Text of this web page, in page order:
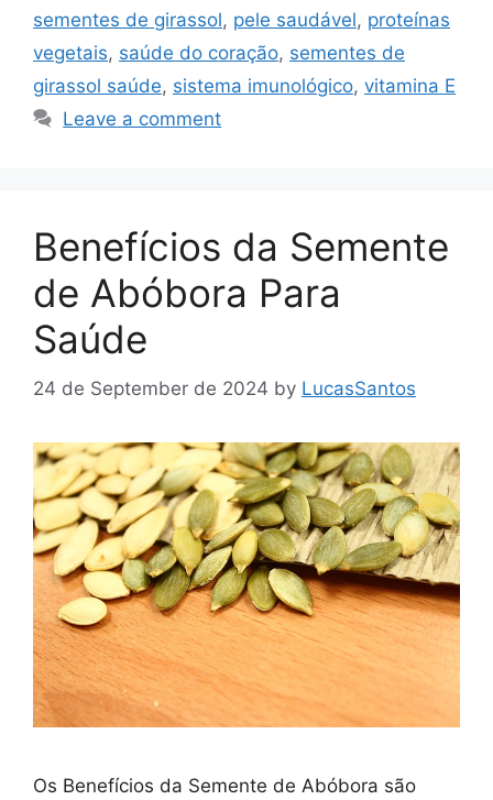
sementes de girassol, pele saudável, proteínas
vegetais, saúde do coração, sementes de
girassol saúde, sistema imunológico, vitamina E
Leave a comment
Benefícios da Semente
de Abóbora Para
Saúde
24 de September de 2024 by LucasSantos
Os Benefícios da Semente de Abóbora são